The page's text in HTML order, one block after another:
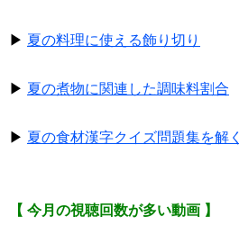
▶ 夏の料理に使える飾り切り
▶ 夏の煮物に関連した調味料割合
▶ 夏の食材漢字クイズ問題集を解く
【 今月の視聴回数が多い動画 】